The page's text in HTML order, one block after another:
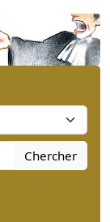
Chercher